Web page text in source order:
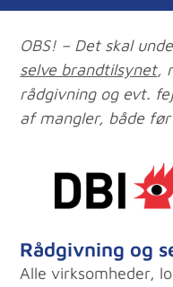
OBS! – Det skal
selve brandtilsynet,
rådgivning og evt.
af mangler, både
Rådgivning og
Alle virksomheder,